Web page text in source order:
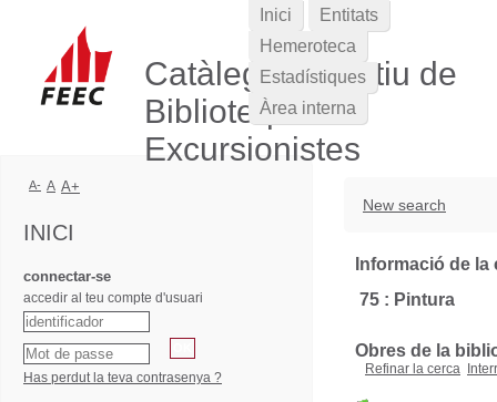
Catàleg Col·lectiu de
Biblioteques
Excursionistes
New search
Informació de
75 : Pintura
Obres de la
Refinar la cerca
Inici
Entitats
Hemeroteca
Estadístiques
Àrea interna
A- A A+
INICI
connectar-se
accedir al teu compte d'usuari
Has perdut la teva contrasenya ?